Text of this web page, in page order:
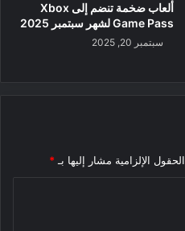
ألعاب ضخمة تنضم إلى Xbox
Game Pass لشهر سبتمبر 2025
سبتمبر 20, 2025
الحقول الإلزامية مشار إليها بـ *